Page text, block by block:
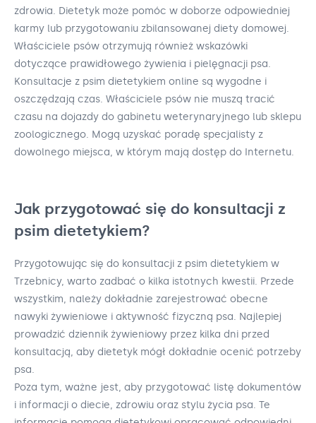
zdrowia. Dietetyk może pomóc w doborze odpowiedniej
karmy lub przygotowaniu zbilansowanej diety domowej.
Właściciele psów otrzymują również wskazówki
dotyczące prawidłowego żywienia i pielęgnacji psa.
Konsultacje z psim dietetykiem online są wygodne i
oszczędzają czas. Właściciele psów nie muszą tracić
czasu na dojazdy do gabinetu weterynaryjnego lub sklepu
zoologicznego. Mogą uzyskać poradę specjalisty z
dowolnego miejsca, w którym mają dostęp do Internetu.
Jak przygotować się do konsultacji z
psim dietetykiem?
Przygotowując się do konsultacji z psim dietetykiem w
Trzebnicy, warto zadbać o kilka istotnych kwestii. Przede
wszystkim, należy dokładnie zarejestrować obecne
nawyki żywieniowe i aktywność fizyczną psa. Najlepiej
prowadzić dziennik żywieniowy przez kilka dni przed
konsultacją, aby dietetyk mógł dokładnie ocenić potrzeby
psa.
Poza tym, ważne jest, aby przygotować listę dokumentów
i informacji o diecie, zdrowiu oraz stylu życia psa. Te